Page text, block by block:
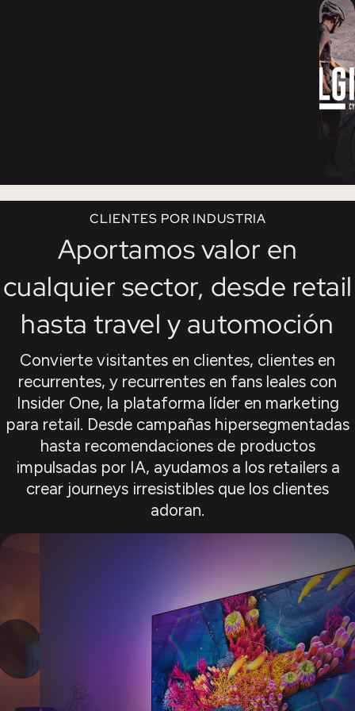
adopta
nuevas
apoyando
incluso
nuestros
con una
empresa
sido
CLIENTES POR INDUSTRIA
Aportamos valor en
cualquier sector, desde retail
hasta travel y automoción
Convierte visitantes en clientes, clientes en
recurrentes, y recurrentes en fans leales con
Insider One, la plataforma líder en marketing
para retail. Desde campañas hipersegmentadas
hasta recomendaciones de productos
impulsadas por IA, ayudamos a los retailers a
crear journeys irresistibles que los clientes
adoran.